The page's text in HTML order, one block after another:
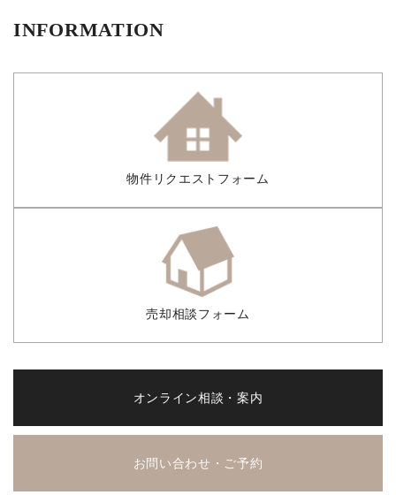
INFORMATION
物件リクエストフォーム
売却相談フォーム
オンライン相談・案内
お問い合わせ・ご予約